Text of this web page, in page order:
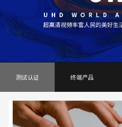
测试认证 终端产品